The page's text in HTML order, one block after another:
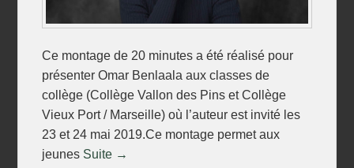
Ce montage de 20 minutes a été réalisé pour
présenter Omar Benlaala aux classes de
collège (Collège Vallon des Pins et Collège
Vieux Port / Marseille) où l’auteur est invité les
23 et 24 mai 2019.Ce montage permet aux
jeunes Suite →